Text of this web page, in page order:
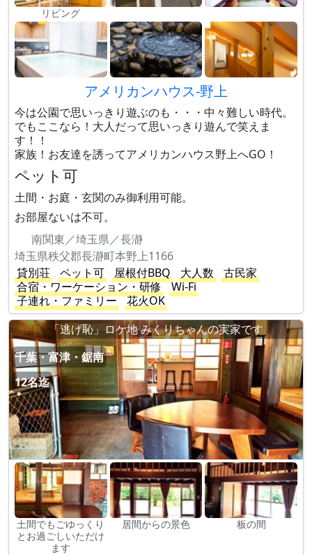
リビング
アメリカンハウス-野上
今は公園で思いっきり遊ぶのも・・・中々難しい時代。
でもここなら！大人だって思いっきり遊んで笑えま
す！！
家族！お友達を誘ってアメリカンハウス野上へGO！
ペット可
土間・お庭・玄関のみ御利用可能。
お部屋ないは不可。
南関東／埼玉県／長瀞
埼玉県秩父郡長瀞町本野上1166
貸別荘
ペット可 屋根付BBQ 大人数
古民家
合宿・ワーケーション・研修
Wi-Fi
子連れ・ファミリー
花火OK
「逃げ恥」ロケ地 みくりちゃんの実家です
千葉・富津・鋸南
12名迄
土間でもごゆっくり
とお過ごしいただけ
ます
居間からの景色 板の間